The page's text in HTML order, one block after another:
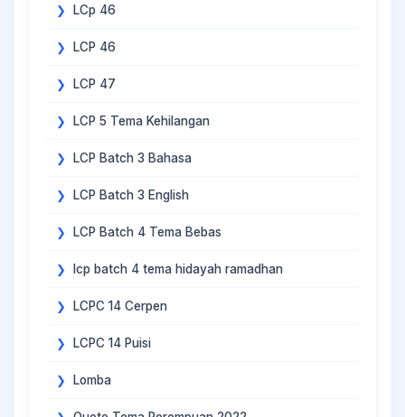
LCp 46
LCP 46
LCP 47
LCP 5 Tema Kehilangan
LCP Batch 3 Bahasa
LCP Batch 3 English
LCP Batch 4 Tema Bebas
lcp batch 4 tema hidayah ramadhan
LCPC 14 Cerpen
LCPC 14 Puisi
Lomba